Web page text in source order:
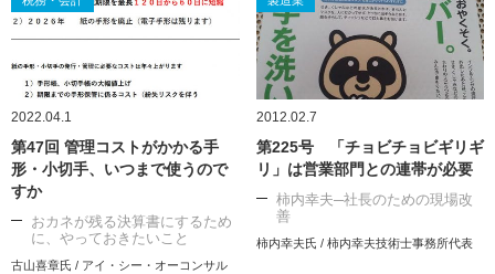
2022.04.1
第47回 管理コストがかかる手
形・小切手、いつまで使うので
すか
おカネが残る決算書にするため
に、やっておきたいこと
古山喜章氏 / アイ・シー・オーコンサル
2012.02.7
第225号 「チョビチョビギリギ
リ」は営業部門との連帯が必要
柿内幸夫─社長のための現場改
善
柿内幸夫氏 / 柿内幸夫技術士事務所代表